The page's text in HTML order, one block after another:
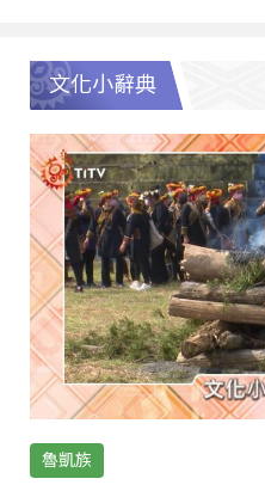
文化小辭典
魯凱族